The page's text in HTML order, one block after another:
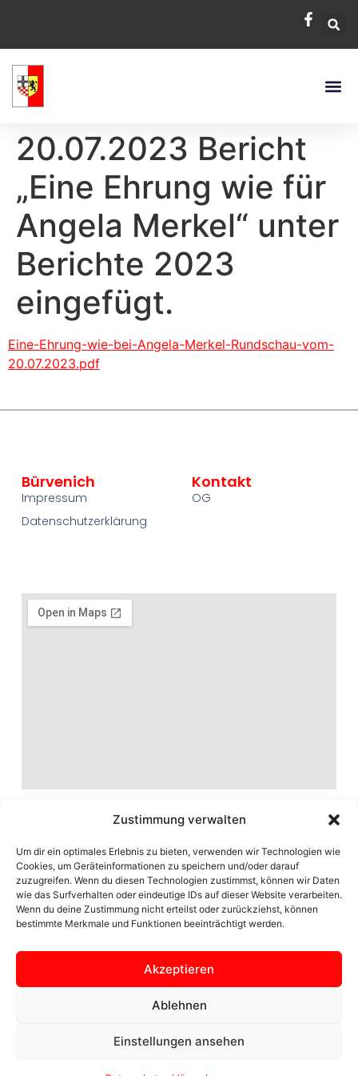
Zustimmung verwalten
Um dir ein optimales Erlebnis zu bieten, verwenden wir Technologien wie
Cookies, um Geräteinformationen zu speichern und/oder darauf
zuzugreifen. Wenn du diesen Technologien zustimmst, können wir Daten
wie das Surfverhalten oder eindeutige IDs auf dieser Website verarbeiten.
Wenn du deine Zustimmung nicht erteilst oder zurückziehst, können
bestimmte Merkmale und Funktionen beeinträchtigt werden.
Akzeptieren
Ablehnen
Einstellungen ansehen
20.07.2023 Bericht
„Eine Ehrung wie für
Angela Merkel“ unter
Berichte 2023
eingefügt.
Eine-Ehrung-wie-bei-Angela-Merkel-Rundschau-vom-
20.07.2023.pdf
Seite der Ortsgemeinschaft Zülpich Bürvenich
Bürvenich
Impressum
Datenschutzerklärung
Kontakt
OG